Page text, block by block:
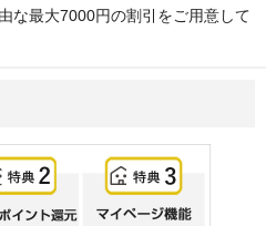
な最大7000円の割引をご用意して